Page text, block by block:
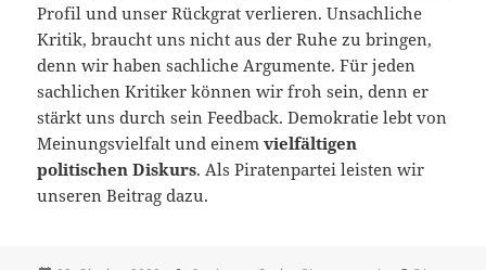
Profil und unser Rückgrat verlieren. Unsachliche
Kritik, braucht uns nicht aus der Ruhe zu bringen,
denn wir haben sachliche Argumente. Für jeden
sachlichen Kritiker können wir froh sein, denn er
stärkt uns durch sein Feedback. Demokratie lebt von
Meinungsvielfalt und einemvielfältigen
politischen Diskurs. Als Piratenpartei leisten wir
unseren Beitrag dazu.